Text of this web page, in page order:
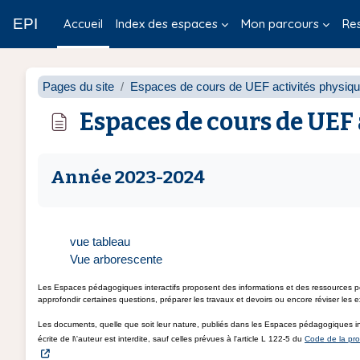
EPI Accueil Index des espaces Mon parcours
Pages du site Espaces de cours de UEF activités
Espaces de cours de
Année 2023-2024
vue tableau
Vue arborescente
Les Espaces pédagogiques interactifs proposent des informations et des
approfondir certaines questions, préparer les travaux et devoirs ou encore réviser les
Les documents, quelle que soit leur nature, publiés dans les Espaces
écrite de l\'auteur est interdite, sauf celles prévues à l'article L 122-5 du Code de la